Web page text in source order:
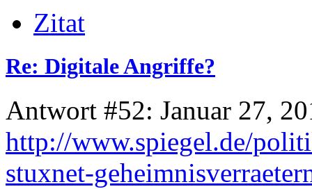
Zitat
Re: Digitale Angriffe?
Antwort #52: Januar 27,
http://www.spiegel.de/
stuxnet-